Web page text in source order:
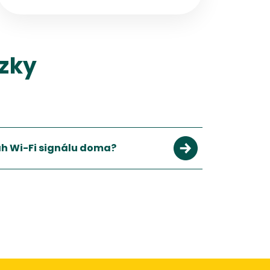
Wi-Fi signálu doma?
použijte Wi-Fi zesilovač nebo mesh systém.